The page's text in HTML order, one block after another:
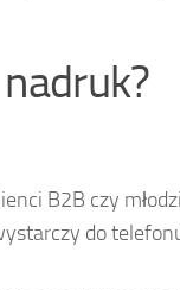
B2B czy
do